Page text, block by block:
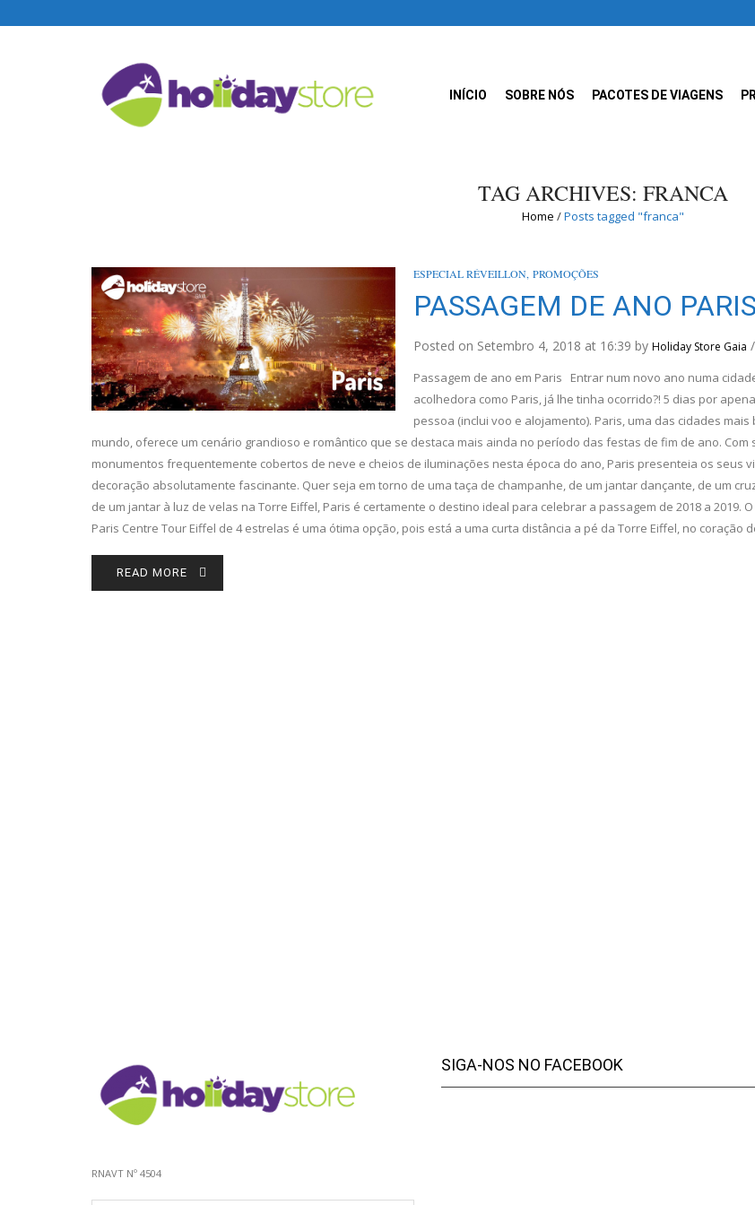
INÍCIO SOBRE NÓS PACOTES DE VIAGENS
TAG ARCHIVES: FRANCA
Home /Posts tagged "franca"
ESPECIAL RÉVEILLON, PROMOÇÕES
PASSAGEM DE ANO PARIS
Posted on Setembro 4, 2018 at 16:39 by Holiday Store Gaia /
Passagem de ano em Paris Entrar num novo ano numa
acolhedora como Paris, já lhe tinha ocorrido?! 5 dias por
pessoa (inclui voo e alojamento). Paris, uma das cidades mais
mundo, oferece um cenário grandioso e romântico que se destaca mais ainda no período das festas de fim de ano. Com
monumentos frequentemente cobertos de neve e cheios de iluminações nesta época do ano, Paris presenteia os seus
decoração absolutamente fascinante. Quer seja em torno de uma taça de champanhe, de um jantar dançante, de um
de um jantar à luz de velas na Torre Eiffel, Paris é certamente o destino ideal para celebrar a passagem de 2018 a 2019.
Paris Centre Tour Eiffel de 4 estrelas é uma ótima opção, pois está a uma curta distância a pé da Torre Eiffel, no coração
READ MORE
RNAVT Nº 4504
SIGA-NOS NO FACEBOOK